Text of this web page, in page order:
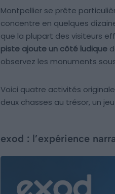
Montpellier se prête
concentre en quelques
que la plupart des visiteurs
piste ajoute un côté ludique
observez les monuments
Voici quatre activités
deux chasses au trésor, un
exod : l’expérience